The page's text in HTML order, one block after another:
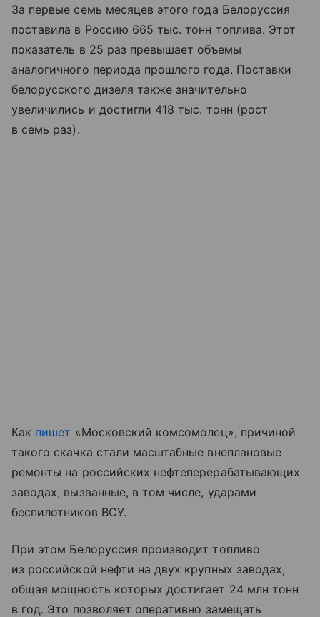
За первые семь месяцев этого года Белоруссия
поставила в Россию 665 тыс. тонн топлива. Этот
показатель в 25 раз превышает объемы
аналогичного периода прошлого года. Поставки
белорусского дизеля также значительно
увеличились и достигли 418 тыс. тонн (рост
в семь раз).
Как пишет «Московский комсомолец», причиной
такого скачка стали масштабные внеплановые
ремонты на российских нефтеперерабатывающих
заводах, вызванные, в том числе, ударами
беспилотников ВСУ.
При этом Белоруссия производит топливо
из российской нефти на двух крупных заводах,
общая мощность которых достигает 24 млн тонн
в год. Это позволяет оперативно замещать